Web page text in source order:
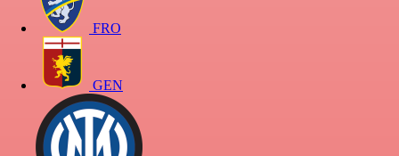
FRO
GEN